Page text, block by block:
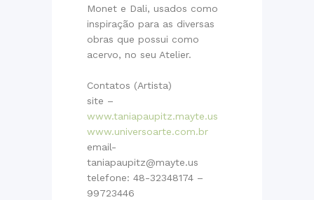
Monet e Dali, usados como
inspiração para as diversas
obras que possui como
acervo, no seu Atelier.
Contatos (Artista)
site –
www.taniapaupitz.mayte.us
www.universoarte.com.br
email-
taniapaupitz@mayte.us
telefone: 48-32348174 –
99723446